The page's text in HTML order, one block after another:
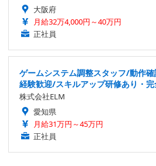
大阪府
月給32万4,000円～40万円
正社員
ゲームシステム調整スタッフ/動作
経験歓迎/スキルアップ研修あり・
株式会社ELM
愛知県
月給31万円～45万円
正社員